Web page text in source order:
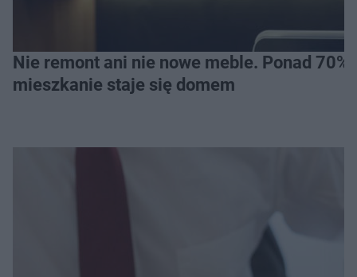
Nie remont ani nie nowe meble. Ponad
mieszkanie staje się domem